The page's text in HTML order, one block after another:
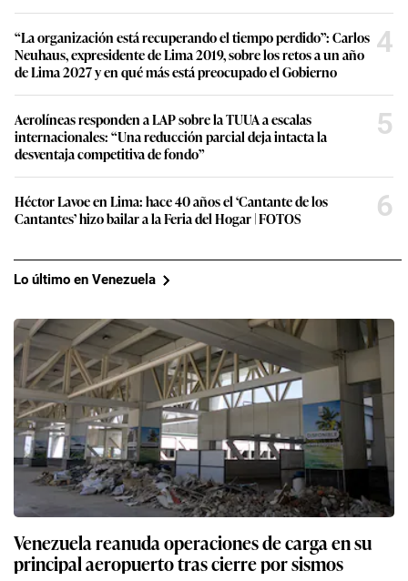
“La organización está recuperando el tiempo perdido”: Carlos
Neuhaus, expresidente de Lima 2019, sobre los retos a un año
de Lima 2027 y en qué más está preocupado el Gobierno
4
Aerolíneas responden a LAP sobre la TUUA a escalas
internacionales: “Una reducción parcial deja intacta la
desventaja competitiva de fondo”
5
Héctor Lavoe en Lima: hace 40 años el ‘Cantante de los
Cantantes’ hizo bailar a la Feria del Hogar | FOTOS
6
Lo último en Venezuela
Venezuela reanuda operaciones de carga en su
principal aeropuerto tras cierre por sismos